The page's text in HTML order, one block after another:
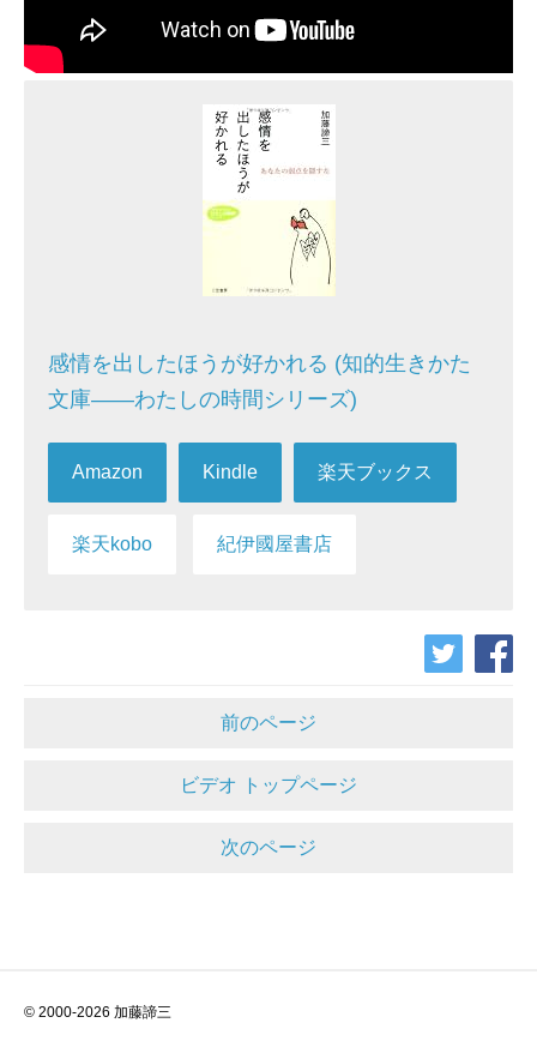
感情を出したほうが好かれる (知的生きかた
文庫――わたしの時間シリーズ)
Amazon Kindle 楽天ブックス
楽天kobo 紀伊國屋書店
前のページ
ビデオ トップページ
次のページ
© 2000-2026 加藤諦三